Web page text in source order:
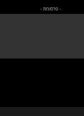
- פרסומת -